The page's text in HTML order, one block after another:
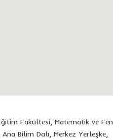
Fakültesi, Matematik ve Fen
Bilim Dalı, Merkez Yerleşke,